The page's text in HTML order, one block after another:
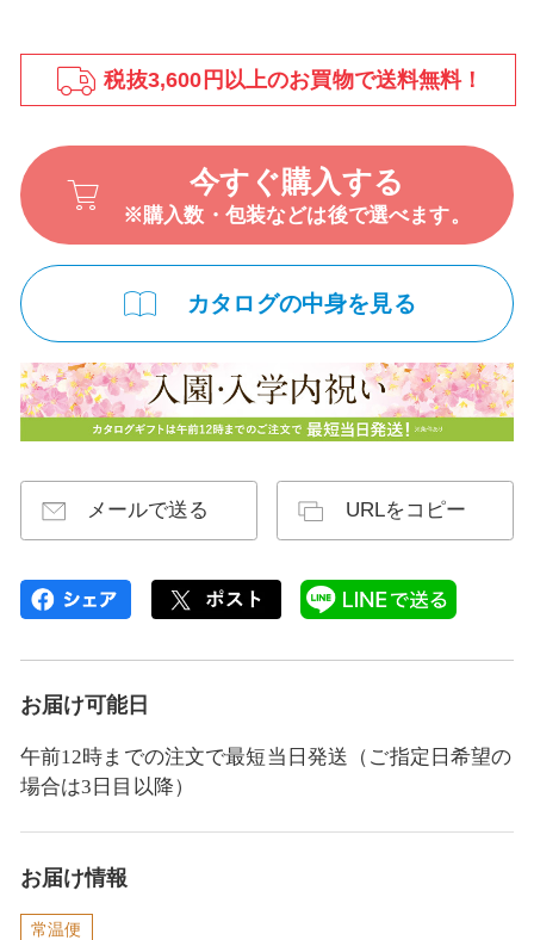
税抜3,600円以上のお買物で送料無料！
今すぐ購入する
※購入数・包装などは後で選べます。
カタログの中身を見る
メールで送る URLをコピー
お届け可能日
午前12時までの注文で最短当日発送（ご指定日希望の
場合は3日目以降）
お届け情報
常温便